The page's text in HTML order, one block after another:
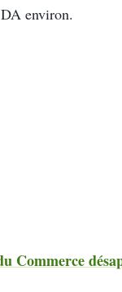
environ.
Commerce